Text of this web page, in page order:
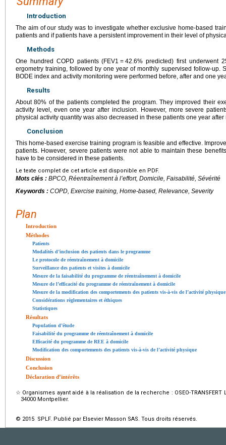
Introduction
The aim of our study was to investigate whether exclusive home-based
patients and if patients have a persistent improvement in their level of
Methods
One hundred COPD patients (FEV1 = 42.6% predicted) first underwent
ergometry training, followed by one year of monthly supervised follow-up.
BODE index and activity monitoring were performed before, after and one
Results
About 80% of the patients completed the program. They improved their
activity level, even one year after inclusion. However, more severe
physical activity quantity was also decreased in these patients one year after
Conclusion
This home-based exercise training program is feasible and effective.
patients. However, severe patients were not able to maintain these
have to be considered in these patients.
Le texte complet de cet article est disponible en PDF.
Mots clés : BPCO, Réentraînement à l’effort, Domicile, Faisabilité, Sévérité
Keywords : COPD, Exercise training, Home-based, Relevance, Severity
Plan
Introduction
Méthodes
Patients
Modalités d’inclusion des patients dans le programme
Le protocole de réentraînement à domicile
Surveillance des patients et visites à domicile
Mesure de la faisabilité du programme de réentraînement à domicile
Mesure de l’efficacité du programme de réentraînement à domicile
Mesure de la modification des comportements des patients vis-à-vis de l’activité physique
Considérations règlementaires et éthiques
Statistiques
Résultats
Population d’étude
Faisabilité du programme de réentraînement à domicile
Efficacité du programme de REE à domicile
Modification des comportements des patients vis-à-vis de l’activité physique
Discussion
Conclusion
Déclaration d’intérêts
☆ Organismes ayant aidé à la réalisation de la recherche : OSEO-
34000 Montpellier.
© 2015 SPLF. Publié par Elsevier Masson SAS. Tous droits réservés.